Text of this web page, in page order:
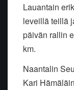
Lauantain
leveillä teillä
päivän rallin
km.
Naantalin
Kari